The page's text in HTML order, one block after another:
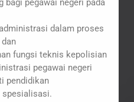
bagi pegawai negeri pada
dalam proses
fungsi teknis kepolisian
pegawai negeri
pendidikan
spesialisasi.